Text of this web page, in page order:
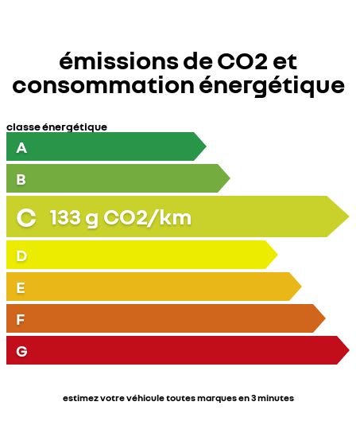
émissions de CO2 et
consommation énergétique
classe énergétique
A
B
C 133 g CO2/km
D
E
F
G
estimez votre véhicule toutes marques en 3 minutes